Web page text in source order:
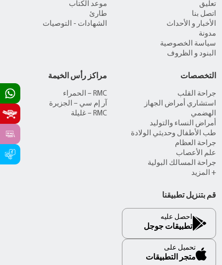
تعليق
اتصل بنا
الأخبار و الأحداث
مدونة
سياسة الخصوصية
البنود و الظروف
موعد الكتاب
طارئ
الشهادات - التوصيات
التخصصات
جراحة القلب
استشاري أمراض الجهاز
الهضمي
أمراض النساء والتوليد
طب الأطفال وحديثي الولادة
جراحة العظام
علم الأعصاب
جراحة المسالك البولية
+ المزيد
مراكز رأس الخيمة
RMC – الحمراء
آر إم سي – الجزيرة
RMC – غليلة
قم بتنزيل تطبيقنا
احصل عليه
تطبيقات جوجل
تحميل على
متجر التطبيقات